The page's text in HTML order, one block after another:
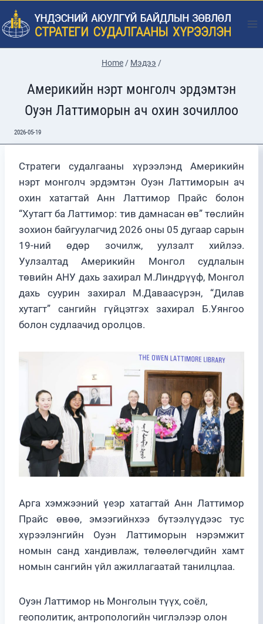
Skip
to
content
Home/ Мэдээ /
Америкийн нэрт монголч эрдэмтэн
Оуэн Латтиморын ач охин зочиллоо
2026-05-19
Стратеги судалгааны хүрээлэнд Америкийн
нэрт монголч эрдэмтэн Оуэн Латтиморын ач
охин хатагтай Анн Латтимор Прайс болон
“Хутагт ба Латтимор: тив дамнасан өв” төслийн
зохион байгуулагчид 2026 оны 05 дугаар сарын
19-ний өдөр зочилж, уулзалт хийлээ.
Уулзалтад Америкийн Монгол судлалын
төвийн АНУ дахь захирал М.Линдрүүф, Монгол
дахь суурин захирал М.Даваасүрэн, “Дилав
хутагт” сангийн гүйцэтгэх захирал Б.Уянгоо
болон судлаачид оролцов.
Арга хэмжээний үеэр хатагтай Анн Латтимор
Прайс өвөө, эмээгийнхээ бүтээлүүдээс тус
хүрээлэнгийн Оуэн Латтиморын нэрэмжит
номын санд хандивлаж, төлөөлөгчдийн хамт
номын сангийн үйл ажиллагаатай танилцлаа.
Оуэн Латтимор нь Монголын түүх, соёл,
геополитик, антропологийн чиглэлээр олон